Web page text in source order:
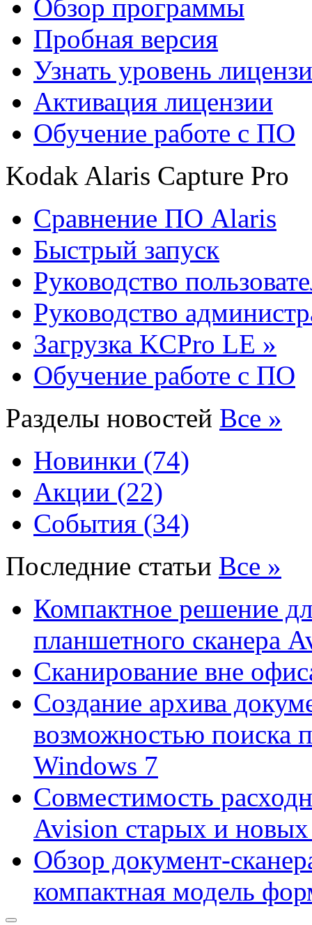
Обзор программы
Пробная версия
Узнать уровень
Активация лицензии
Обучение работе с ПО
Kodak Alaris Capture Pro
Сравнение ПО Alaris
Быстрый запуск
Руководство
Руководство
Загрузка KCPro LE »
Обучение работе с ПО
Разделы новостей Все »
Новинки (74)
Акции (22)
События (34)
Последние статьи Все »
Компактное решение
планшетного сканера
Сканирование вне
Создание архива
возможностью поиска
Windows 7
Совместимость
Avision старых и новых
Обзор документ-
компактная модель